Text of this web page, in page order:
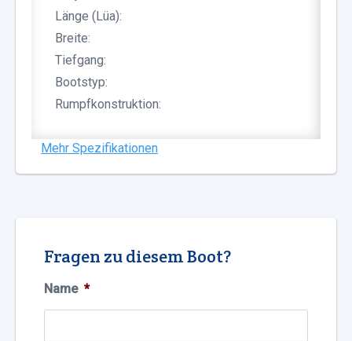
Länge (Lüa):
Breite:
Tiefgang:
Bootstyp:
Rumpfkonstruktion:
Mehr Spezifikationen
Fragen zu diesem Boot?
Name *